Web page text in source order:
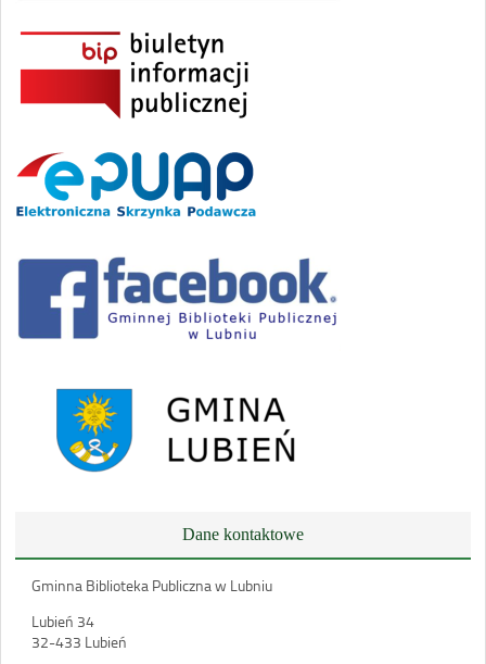
Dane kontaktowe
Gminna Biblioteka Publiczna w Lubniu
Lubień 34
32-433 Lubień